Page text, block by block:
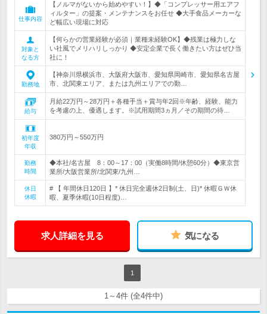
仕事内容
【ノルマがないから始めやすい！】◆「コンプレッサー用エアフ
ィルター」の提案・メンテナンスをお任せ ◆大手食品メーカーな
ど幅広い現場に対応
対象と
なる方
【何らかの営業経験が必須｜業種未経験OK】◆残業は極力しな
い社風でメリハリしっかり ◆安定企業で長く働きたい方はぜひ当
社に！
勤務地
【神奈川県横浜市、大阪府大阪市、愛知県岡崎市、愛知県名古屋
市、北関東エリア、または九州エリアでの勤…
給与
月給22万円～28万円＋各種手当＋賞与年2回※年齢、経験、能力
を考慮の上、優遇します。※試用期間3ヵ月／その期間の待…
初年度
年収
380万円～550万円
勤務
時間
◆本社/名古屋 8：00～17：00（実働8時間/休憩60分）◆東京営
業所/大阪営業所/北関東/九州…
休日
休暇
# 【 年間休日120日 】* 休日完全週休2日制(土、日)* 休暇ＧＷ休
暇、夏季休暇(10日程度)…
求人詳細を見る 気になる
1
1～4件 (全4件中)